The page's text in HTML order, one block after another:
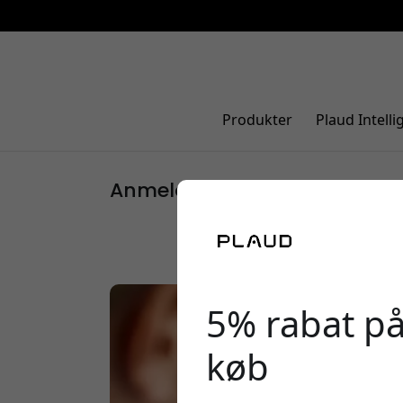
Produkter Plaud
Anmeldelser
5% rabat
køb